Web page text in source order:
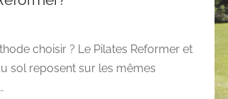
choisir ? Le Pilates Reformer et
sol reposent sur les mêmes